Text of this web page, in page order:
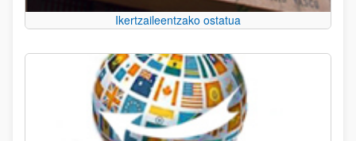
Ikertzaileentzako ostatua